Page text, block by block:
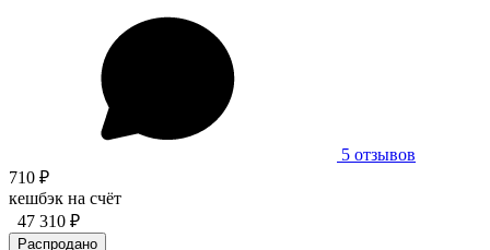
5 отзывов
710 ₽
кешбэк на счёт
47 310 ₽
Распродано